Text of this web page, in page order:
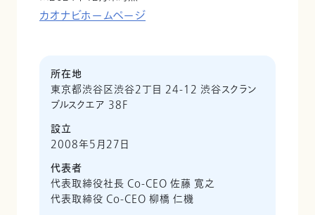
カオナビホームページ
所在地
東京都渋谷区渋谷2丁目 24-12 渋谷スクラン
ブルスクエア 38F
設立
2008年5月27日
代表者
代表取締役社長 Co-CEO 佐藤 寛之
代表取締役 Co-CEO 柳橋 仁機